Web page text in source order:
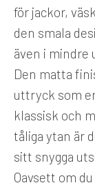
för jackor,
den smala
även i mindre
Den matta
uttryck som
klassisk och
tåliga ytan är
sitt snygga
Oavsett om